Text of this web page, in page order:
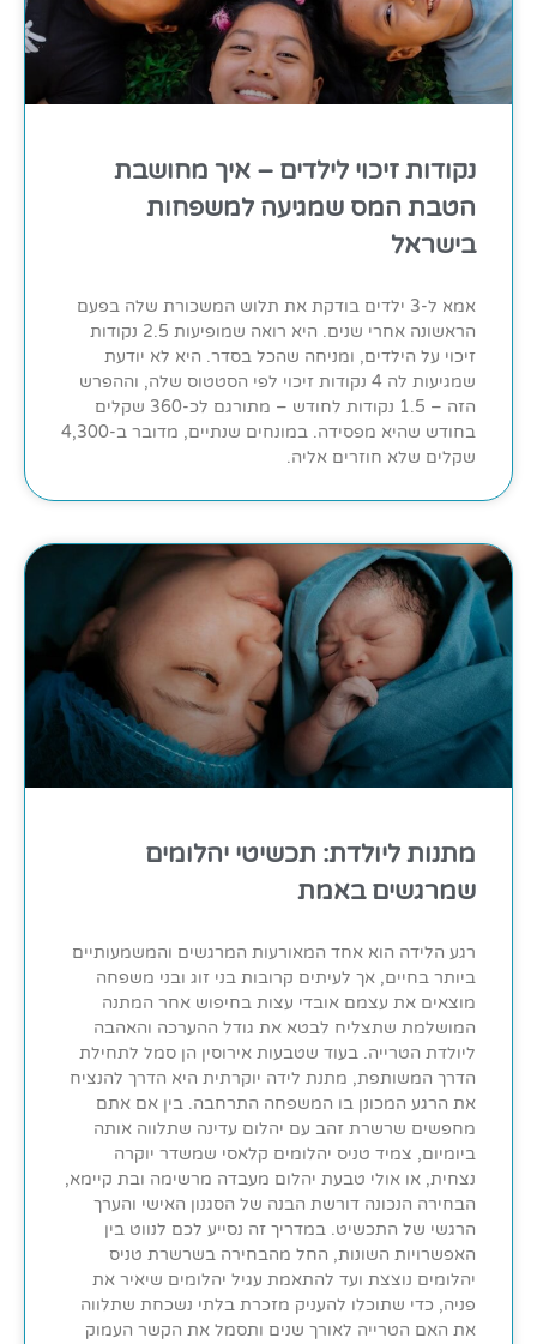
נקודות זיכוי לילדים – איך מחושבת
הטבת המס שמגיעה למשפחות
בישראל
אמא ל-3 ילדים בודקת את תלוש המשכורת שלה בפעם
הראשונה אחרי שנים. היא רואה שמופיעות 2.5 נקודות
זיכוי על הילדים, ומניחה שהכל בסדר. היא לא יודעת
שמגיעות לה 4 נקודות זיכוי לפי הסטטוס שלה, וההפרש
הזה – 1.5 נקודות לחודש – מתורגם לכ-360 שקלים
בחודש שהיא מפסידה. במונחים שנתיים, מדובר ב-4,300
שקלים שלא חוזרים אליה.
מתנות ליולדת: תכשיטי יהלומים
שמרגשים באמת
רגע הלידה הוא אחד המאורעות המרגשים והמשמעותיים
ביותר בחיים, אך לעיתים קרובות בני זוג ובני משפחה
מוצאים את עצמם אובדי עצות בחיפוש אחר המתנה
המושלמת שתצליח לבטא את גודל ההערכה והאהבה
ליולדת הטרייה. בעוד שטבעות אירוסין הן סמל לתחילת
הדרך המשותפת, מתנת לידה יוקרתית היא הדרך להנציח
את הרגע המכונן בו המשפחה התרחבה. בין אם אתם
מחפשים שרשרת זהב עם יהלום עדינה שתלווה אותה
ביומיום, צמיד טניס יהלומים קלאסי שמשדר יוקרה
נצחית, או אולי טבעת יהלום מעבדה מרשימה ובת קיימא,
הבחירה הנכונה דורשת הבנה של הסגנון האישי והערך
הרגשי של התכשיט. במדריך זה נסייע לכם לנווט בין
האפשרויות השונות, החל מהבחירה בשרשרת טניס
יהלומים נוצצת ועד להתאמת עגיל יהלומים שיאיר את
פניה, כדי שתוכלו להעניק מזכרת בלתי נשכחת שתלווה
את האם הטרייה לאורך שנים ותסמל את הקשר העמוק